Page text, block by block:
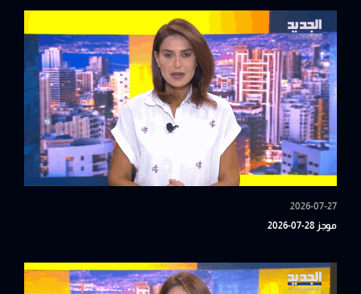
2026-07-27
موجز 28-07-2026